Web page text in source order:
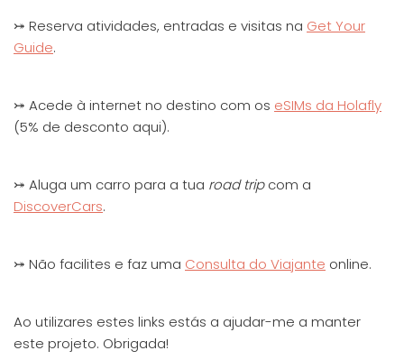
⤖ Reserva atividades, entradas e visitas na Get Your
Guide.
⤖ Acede à internet no destino com os eSIMs da Holafly
(5% de desconto aqui).
⤖ Aluga um carro para a tua road tripcom a
DiscoverCars.
⤖ Não facilites e faz uma Consulta do Viajante online.
Ao utilizares estes links estás a ajudar-me a manter
este projeto. Obrigada!